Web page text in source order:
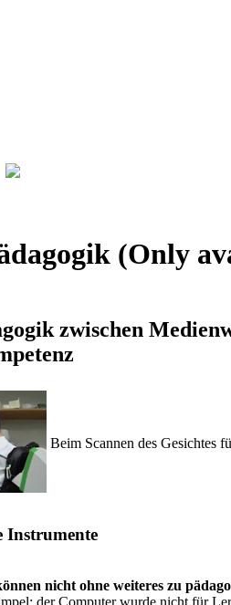
(Only
zwischen
Beim Scannen des Gesichtes
Instrumente
nicht ohne weiteres zu